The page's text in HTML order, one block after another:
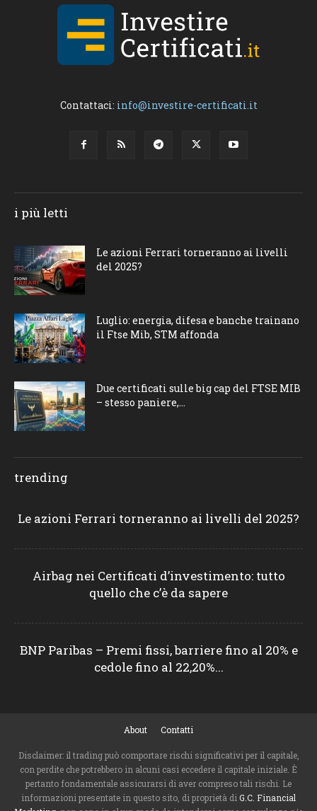
Contattaci: info@investire-certificati.it
i più letti
Le azioni Ferrari torneranno ai livelli
del 2025?
Luglio: energia, difesa e banche trainano
il Ftse Mib, STM affonda
Due certificati sulle big cap del FTSE MIB
– stesso paniere,...
trending
Le azioni Ferrari torneranno ai livelli del 2025?
Airbag nei Certificati d’investimento: tutto
quello che c’è da sapere
BNP Paribas – Premi fissi, barriere fino al 20% e
cedole fino al 22,20%...
About Contatti
Disclaimer: il trading può comportare rischi significativi per il capitale,
con perdite che potrebbero in alcuni casi eccedere il capitale iniziale. È
pertanto fondamentale assicurarsi di aver compreso tali rischi. Le
informazioni presentate in questo sito, di proprietà di G.C. Financial